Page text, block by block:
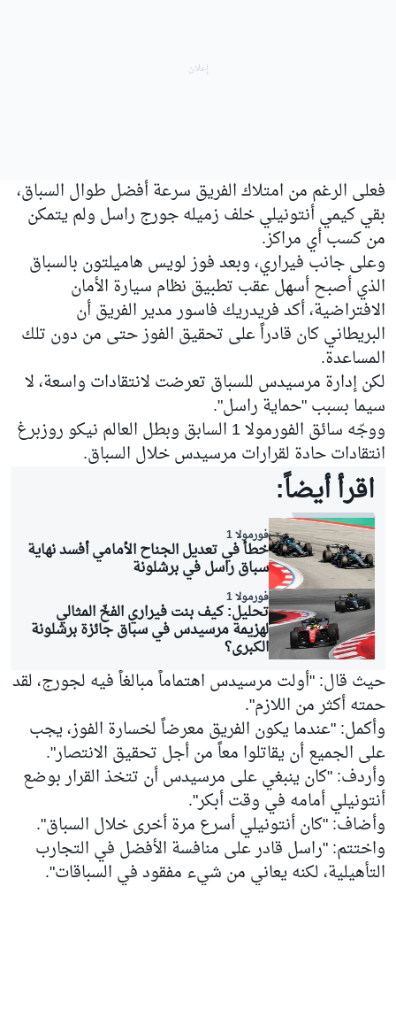
فعلى الرغم من امتلاك الفريق سرعة أفضل طوال السباق،
بقي كيمي أنتونيلي خلف زميله جورج راسل ولم يتمكن
من كسب أي مراكز.
وعلى جانب فيراري، وبعد فوز لويس هاميلتون بالسباق
الذي أصبح أسهل عقب تطبيق نظام سيارة الأمان
الافتراضية، أكد فريدريك فاسور مدير الفريق أن
البريطاني كان قادراً على تحقيق الفوز حتى من دون تلك
المساعدة.
لكن إدارة مرسيدس للسباق تعرضت لانتقادات واسعة، لا
سيما بسبب "حماية راسل".
ووجّه سائق الفورمولا 1 السابق وبطل العالم نيكو روزبرغ
انتقادات حادة لقرارات مرسيدس خلال السباق.
اقرأ أيضاً:
فورمولا 1
خطأ في تعديل الجناح الأمامي أفسد نهاية
سباق راسل في برشلونة
فورمولا 1
تحليل: كيف بنت فيراري الفخّ المثالي
لهزيمة مرسيدس في سباق جائزة برشلونة
الكبرى؟
حيث قال: "أولت مرسيدس اهتماماً مبالغاً فيه لجورج، لقد
حمته أكثر من اللازم".
وأكمل: "عندما يكون الفريق معرضاً لخسارة الفوز، يجب
على الجميع أن يقاتلوا معاً من أجل تحقيق الانتصار".
وأردف: "كان ينبغي على مرسيدس أن تتخذ القرار بوضع
أنتونيلي أمامه في وقت أبكر".
وأضاف: "كان أنتونيلي أسرع مرة أخرى خلال السباق".
واختتم: "راسل قادر على منافسة الأفضل في التجارب
التأهيلية، لكنه يعاني من شيء مفقود في السباقات".